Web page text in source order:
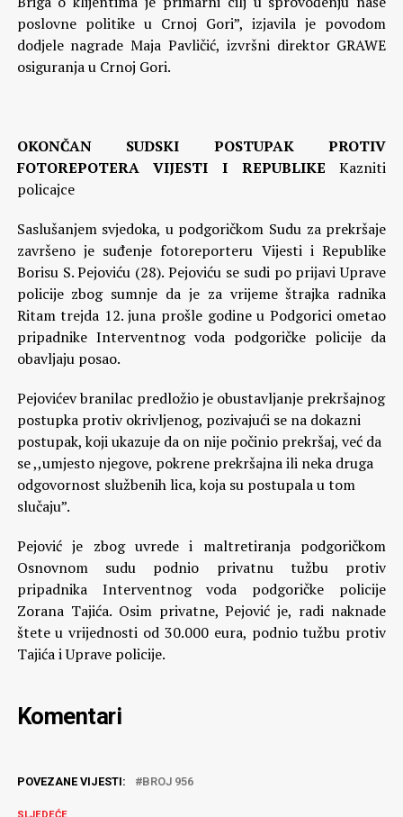
poslovne politike u Crnoj Gori”, izjavila je povodom
dodjele nagrade Maja Pavličić, izvršni direktor GRAWE
osiguranja u Crnoj Gori.
OKONČAN SUDSKI POSTUPAK PROTIV
FOTOREPOTERA VIJESTI I REPUBLIKE Kazniti
policajce
Saslušanjem svjedoka, u podgoričkom Sudu za prekršaje
završeno je suđenje fotoreporteru Vijesti i Republike
Borisu S. Pejoviću (28). Pejoviću se sudi po prijavi Uprave
policije zbog sumnje da je za vrijeme štrajka radnika
Ritam trejda 12. juna prošle godine u Podgorici ometao
pripadnike Interventnog voda podgoričke policije da
obavljaju posao.
Pejovićev branilac predložio je obustavljanje prekršajnog
postupka protiv okrivljenog, pozivajući se na dokazni
postupak, koji ukazuje da on nije počinio prekršaj, već da
se ,,umjesto njegove, pokrene prekršajna ili neka druga
odgovornost službenih lica, koja su postupala u tom
slučaju”.
Pejović je zbog uvrede i maltretiranja podgoričkom
Osnovnom sudu podnio privatnu tužbu protiv
pripadnika Interventnog voda podgoričke policije
Zorana Tajića. Osim privatne, Pejović je, radi naknade
štete u vrijednosti od 30.000 eura, podnio tužbu protiv
Tajića i Uprave policije.
Komentari
POVEZANE VIJESTI: BROJ 956